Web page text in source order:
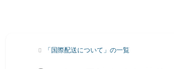
「国際配送について」の一覧